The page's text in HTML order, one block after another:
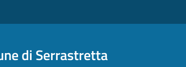
di Serrastretta